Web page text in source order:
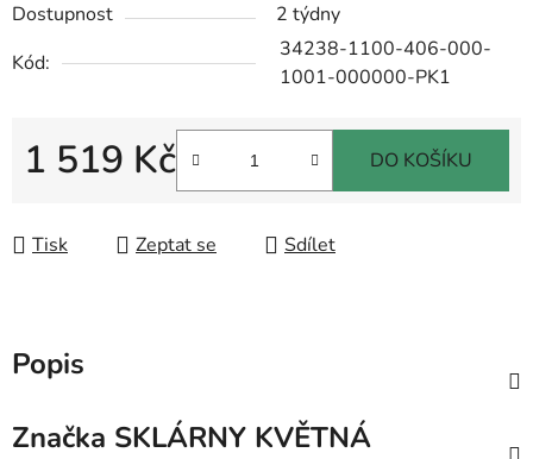
Dostupnost
2 týdny
Kód:
34238-1100-406-000-
1001-000000-PK1
1 519 Kč DO KOŠÍKU
Tisk Zeptat se Sdílet
Popis
Značka SKLÁRNY KVĚTNÁ